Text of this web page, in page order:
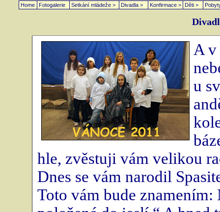
A
u
hle, zvěstuji vám velikou
Dnes se vám narodil
Toto vám bude
Home Fotogalerie Setkání mládeže > Divadla > Konfirmace > Děti >